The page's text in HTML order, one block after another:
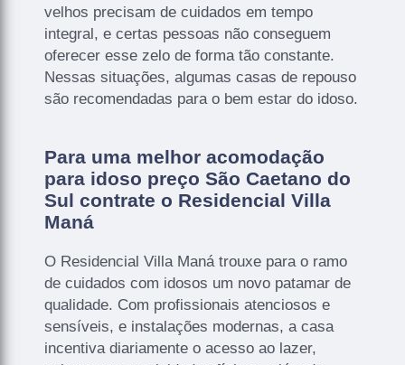
velhos precisam de cuidados em tempo
integral, e certas pessoas não conseguem
oferecer esse zelo de forma tão constante.
Nessas situações, algumas casas de repouso
são recomendadas para o bem estar do idoso.
Para uma melhor acomodação
para idoso preço São Caetano do
Sul contrate o Residencial Villa
Maná
O Residencial Villa Maná trouxe para o ramo
de cuidados com idosos um novo patamar de
qualidade. Com profissionais atenciosos e
sensíveis, e instalações modernas, a casa
incentiva diariamente o acesso ao lazer,